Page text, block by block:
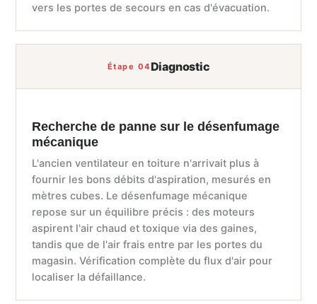
vers les portes de secours en cas d'évacuation.
Étape 04Diagnostic
Recherche de panne sur le désenfumage
mécanique
L'ancien ventilateur en toiture n'arrivait plus à
fournir les bons débits d'aspiration, mesurés en
mètres cubes. Le désenfumage mécanique
repose sur un équilibre précis : des moteurs
aspirent l'air chaud et toxique via des gaines,
tandis que de l'air frais entre par les portes du
magasin. Vérification complète du flux d'air pour
localiser la défaillance.